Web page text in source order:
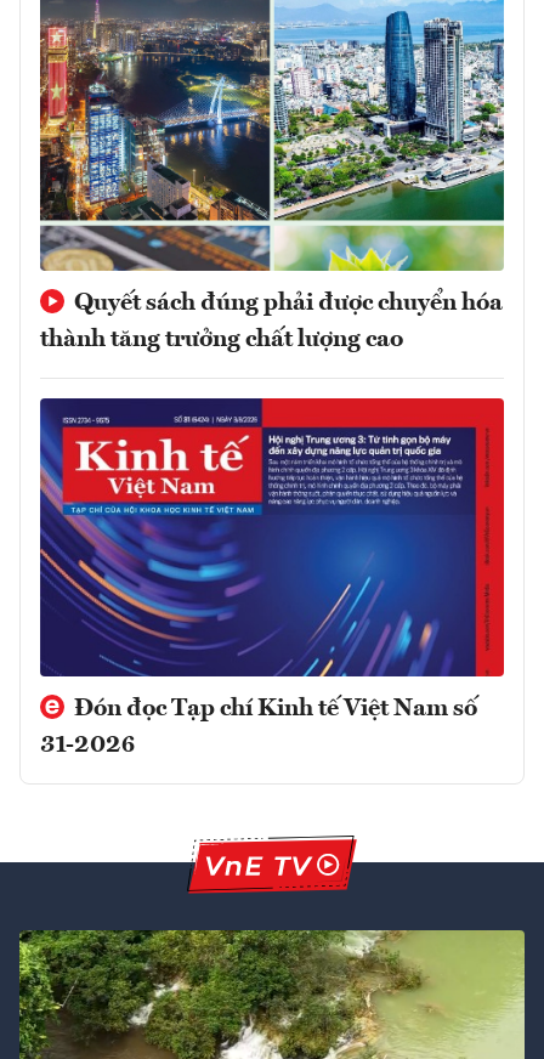
Quyết sách đúng phải được chuyển hóa
thành tăng trưởng chất lượng cao
Đón đọc Tạp chí Kinh tế Việt Nam số
31-2026